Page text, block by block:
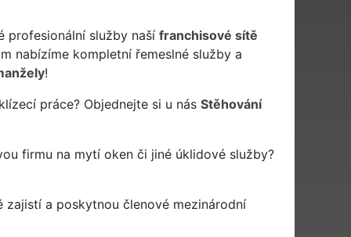
profesionální služby naší franchisové sítě
nabízíme kompletní řemeslné služby a
!
práce? Objednejte si u nás Stěhování
firmu na mytí oken či jiné úklidové služby?
a poskytnou členové mezinárodní